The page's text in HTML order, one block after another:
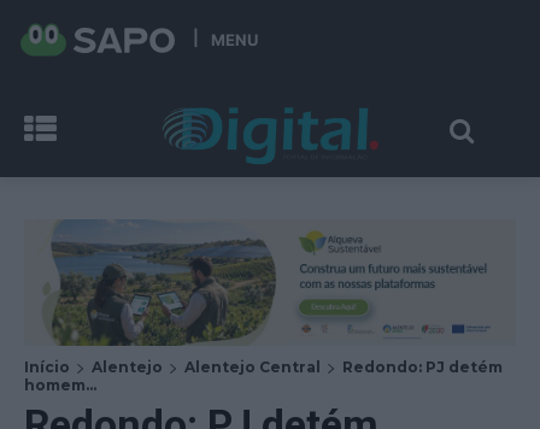
MENU
Início Alentejo Alentejo Central
Redondo: PJ detém
homem...